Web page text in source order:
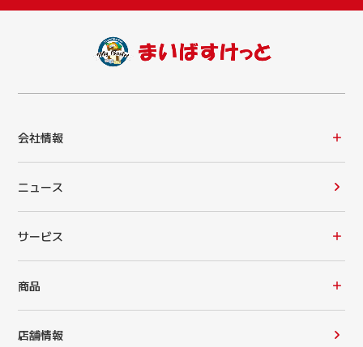
会社情報
ニュース
サービス
商品
店舗情報